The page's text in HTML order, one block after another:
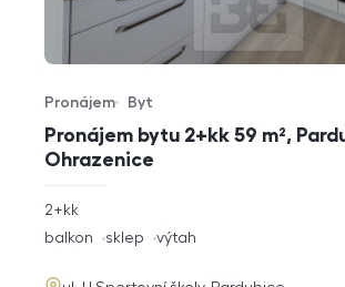
Pronájem bytu 2+kk 59 m²,
Ohrazenice
Typ nabídky
Pronájem
Typ nemovitosti
Byt
rozměry
dispozice
2+kk
funkce
balkon sklep výtah